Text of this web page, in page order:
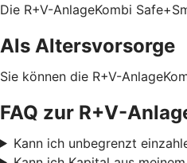
Die R+V-AnlageKombi
Als Altersvorsorge
Sie können die R+V-
FAQ zur R+V-
Kann ich unbegrenzt